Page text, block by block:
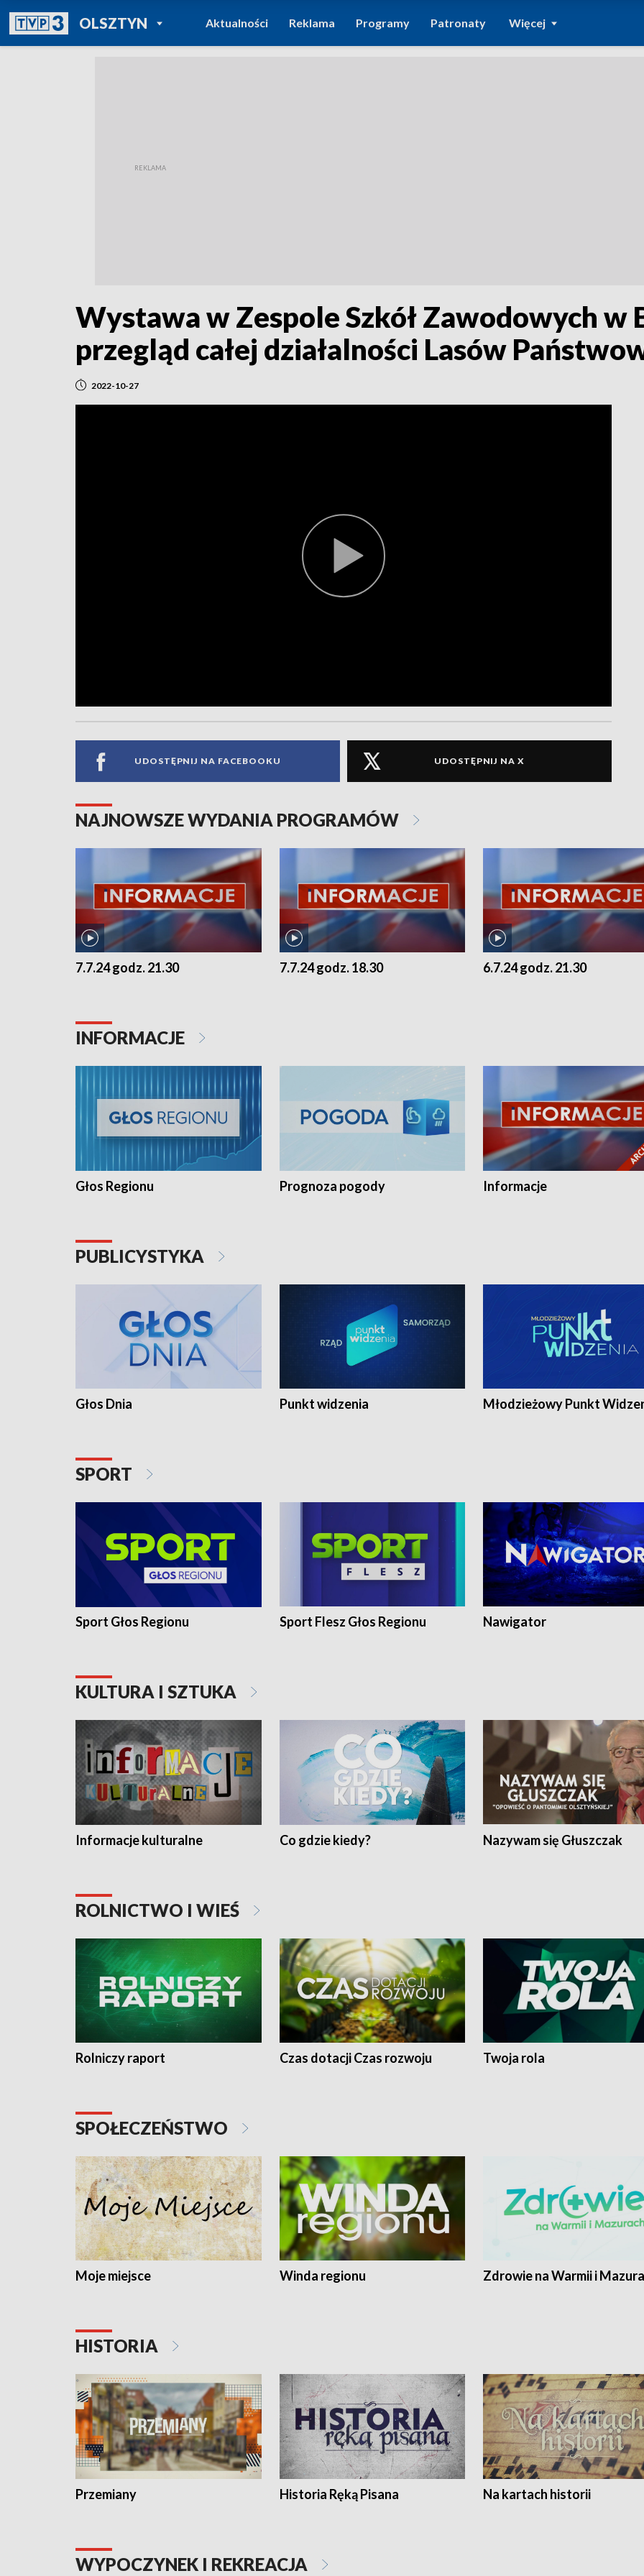
OLSZTYNPOWRÓT DO
TVP REGIONY
Aktualności Reklama Programy Patronaty Więcej
Wystawa w Zespole Szkół Zawodowych w
przegląd całej działalności Lasów
2022-10-27
UDOSTĘPNIJ NA FACEBOOKU UDOSTĘPNIJ NA X
NAJNOWSZE WYDANIA PROGRAMÓW
7.7.24 godz. 21.30 7.7.24 godz. 18.30 6.7.24 godz. 21.30
INFORMACJE
Głos Regionu Prognoza pogody Informacje
PUBLICYSTYKA
Głos Dnia Punkt widzenia Młodzieżowy Punkt
SPORT
Sport Głos Regionu Sport Flesz Głos Regionu Nawigator
KULTURA I SZTUKA
Informacje kulturalne Co gdzie kiedy? Nazywam się Głuszczak
ROLNICTWO I WIEŚ
Rolniczy raport Czas dotacji Czas rozwoju Twoja rola
SPOŁECZEŃSTWO
Moje miejsce Winda regionu Zdrowie na Warmii i
HISTORIA
Przemiany Historia Ręką Pisana Na kartach historii
WYPOCZYNEK I REKREACJA